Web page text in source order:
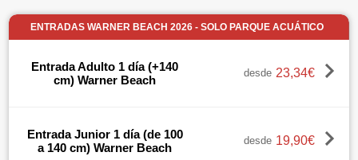
ENTRADAS WARNER BEACH 2026 - SOLO PARQUE ACUÁTICO
Entrada Adulto 1 día (+140
cm) Warner Beach
desde 23,34€
Entrada Junior 1 día (de 100
a 140 cm) Warner Beach
desde 19,90€